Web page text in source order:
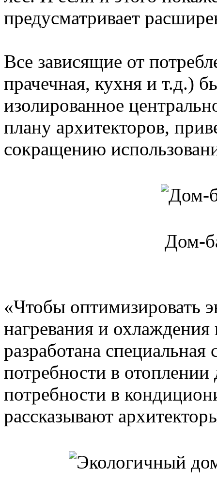
предусматривает
Все зависящие от
прачечная, кухня и т.д.)
изолированное
плану архитекторов,
сокращению
Дом-
«Чтобы оптимизировать
нагревания и
разработана
потребности в
потребности в
рассказывают